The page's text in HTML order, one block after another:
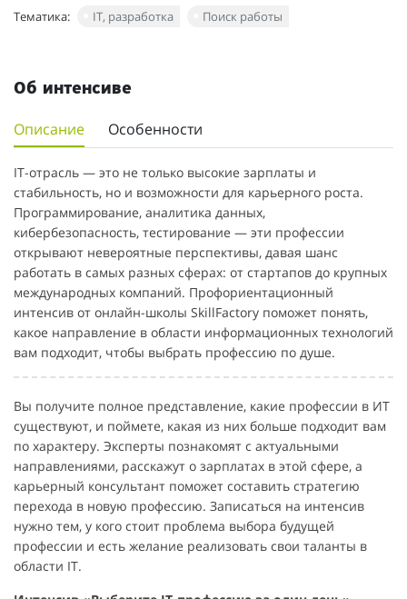
Тематика: IT, разработка Поиск работы
Об интенсиве
Описание Особенности
IT-отрасль — это не только высокие зарплаты и
стабильность, но и возможности для карьерного роста.
Программирование, аналитика данных,
кибербезопасность, тестирование — эти профессии
открывают невероятные перспективы, давая шанс
работать в самых разных сферах: от стартапов до крупных
международных компаний. Профориентационный
интенсив от онлайн-школы SkillFactory поможет понять,
какое направление в области информационных технологий
вам подходит, чтобы выбрать профессию по душе.
Вы получите полное представление, какие профессии в ИТ
существуют, и поймете, какая из них больше подходит вам
по характеру. Эксперты познакомят с актуальными
направлениями, расскажут о зарплатах в этой сфере, а
карьерный консультант поможет составить стратегию
перехода в новую профессию. Записаться на интенсив
нужно тем, у кого стоит проблема выбора будущей
профессии и есть желание реализовать свои таланты в
области IT.